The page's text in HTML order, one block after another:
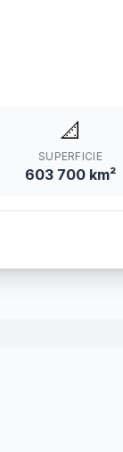
📐
SUPERFICIE
603 700 km²